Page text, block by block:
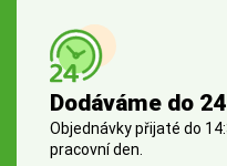
Dodáváme do
Objednávky přijaté do
pracovní den.